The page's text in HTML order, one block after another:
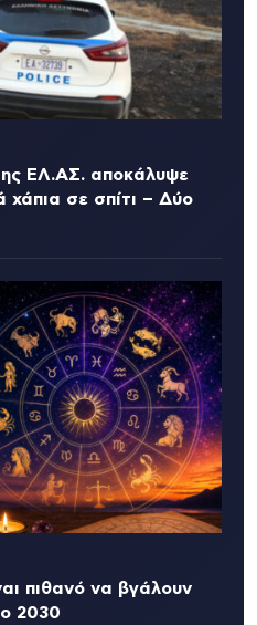
ΕΛ.ΑΣ. αποκάλυψε
χάπια σε σπίτι – Δύο
πιθανό να βγάλουν
2030